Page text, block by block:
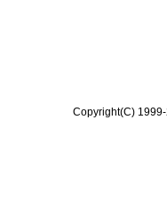
Copyright(C)